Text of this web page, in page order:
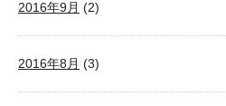
2016年9月 (2)
2016年8月 (3)